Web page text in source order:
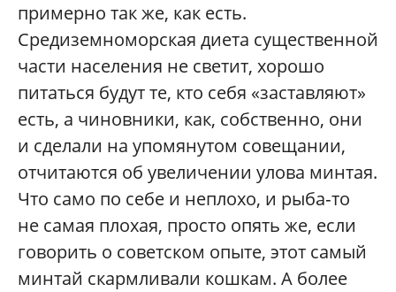
примерно так же, как есть.
Средиземноморская диета существенной
части населения не светит, хорошо
питаться будут те, кто себя «заставляют»
есть, а чиновники, как, собственно, они
и сделали на упомянутом совещании,
отчитаются об увеличении улова минтая.
Что само по себе и неплохо, и рыба‑то
не самая плохая, просто опять же, если
говорить о советском опыте, этот самый
минтай скармливали кошкам. А более